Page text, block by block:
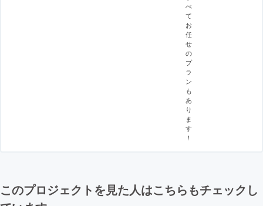
べ
て
お
任
せ
の
プ
ラ
ン
も
あ
り
ま
す
！
このプロジェクトを見た人はこちらもチェックし